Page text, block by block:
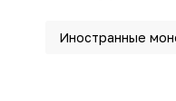
Иностранные